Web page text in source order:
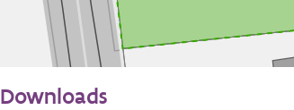
Informatie Vlaanderen
Downloads